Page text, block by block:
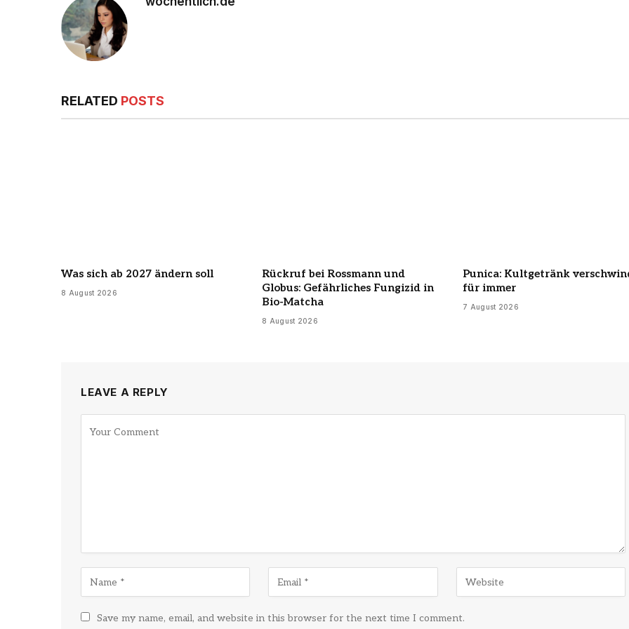
RELATED POSTS
Was sich ab 2027 ändern soll
8 August 2026
Rückruf bei Rossmann und
Globus: Gefährliches Fungizid in
Bio-Matcha
8 August 2026
Punica: Kultgetränk
für immer
7 August 2026
LEAVE A REPLY
Save my name, email, and website in this browser for the next time I comment.